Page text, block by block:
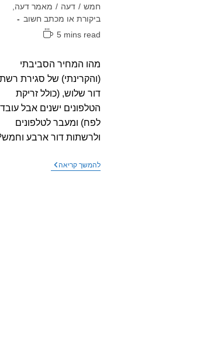
חמש / דעה / מאמר דעה,
ביקורת או מכתב חשוב
זמן
5 mins read
מהו המחיר הסביבתי
(והקרינתי) של סגירת רשת
דור שלוש, (כולל זריקת
הטלפונים ישנים אבל
לפח) ומעבר לטלפונים
ולרשתות דור ארבע
להמשך קריאההמחיר